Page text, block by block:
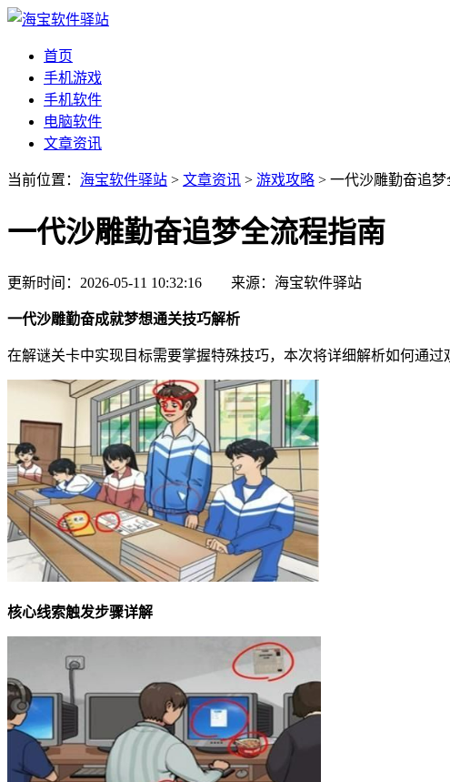
首页
手机游戏
手机软件
电脑软件
文章资讯
当前位置： 海宝软件驿站 > 文章资讯 > 游戏攻略 > 一代沙雕勤奋追
一代沙雕勤奋追梦全流程指南
更新时间：2026-05-11 10:32:16 来源：海宝软件驿站
一代沙雕勤奋成就梦想通关技巧解析
在解谜关卡中实现目标需要掌握特殊技巧，本次将详细解析如何通
核心线索触发步骤详解